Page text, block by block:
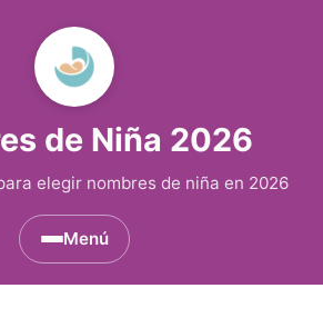
de Niña 2026
elegir nombres de niña en 2026
Menú